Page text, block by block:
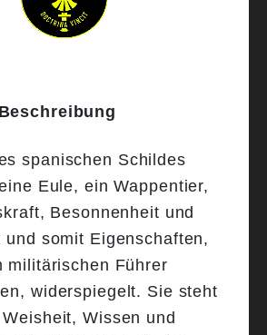
spanischen Schildes
Eule, ein Wappentier,
Besonnenheit und
und somit Eigenschaften,
militärischen Führer
widerspiegelt. Sie steht
Wissen und